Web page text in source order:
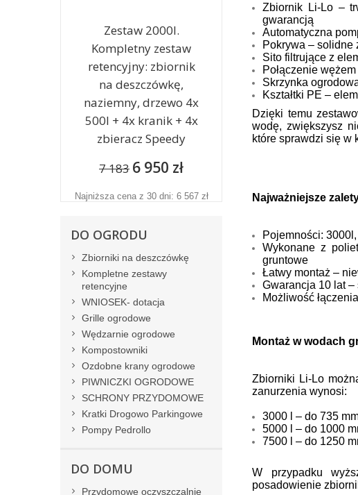
Zbiornik Li-Lo –
gwarancją
Automatyczna
Pokrywa – solidne
Sito filtrujące z
Połączenie
Skrzynka
Kształtki PE –
Dzięki temu
wodę, zwiększysz
które sprawdzi się w
Najważniejsze
Pojemności:
Wykonane z
gruntowe
Łatwy montaż –
Gwarancja 10 lat
Możliwość
Montaż w wodach
Zbiorniki Li-Lo
zanurzenia wynosi:
3000 l – do 735
5000 l – do 1000
7500 l – do 1250
W przypadku
posadowienie
Zestaw 2000l.
Kompletny zestaw
retencyjny: zbiornik
na deszczówkę,
naziemny, drzewo 4x
500l + 4x kranik + 4x
zbieracz Speedy
7 183 6 950 zł
Najniższa cena z 30 dni: 6 567 zł
DO OGRODU
Zbiorniki na deszczówkę
Kompletne zestawy
retencyjne
WNIOSEK- dotacja
Grille ogrodowe
Wędzarnie ogrodowe
Kompostowniki
Ozdobne krany ogrodowe
PIWNICZKI OGRODOWE
SCHRONY PRZYDOMOWE
Kratki Drogowo Parkingowe
Pompy Pedrollo
DO DOMU
Przydomowe oczyszczalnie